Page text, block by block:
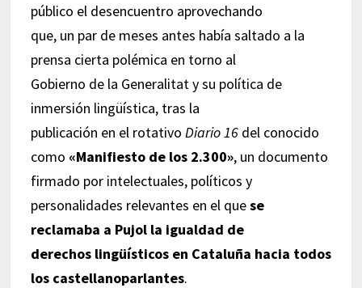
público el desencuentro aprovechando
que, un par de meses antes había saltado a la
prensa cierta polémica en torno al
Gobierno de la Generalitat y su política de
inmersión lingüística, tras la
publicación en el rotativo Diario 16del conocido
como «Manifiesto de los 2.300», un documento
firmado por intelectuales, políticos y
personalidades relevantes en el quese
reclamaba a Pujol la igualdad de
derechos lingüísticos en Cataluña hacia todos
los castellanoparlantes.